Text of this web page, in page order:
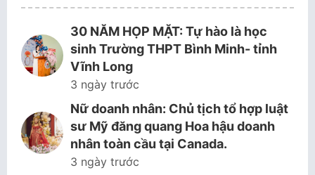
30 NĂM HỌP MẶT: Tự hào là học
sinh Trường THPT Bình Minh- tỉnh
Vĩnh Long
3 ngày trước
Nữ doanh nhân: Chủ tịch tổ hợp luật
sư Mỹ đăng quang Hoa hậu doanh
nhân toàn cầu tại Canada.
3 ngày trước